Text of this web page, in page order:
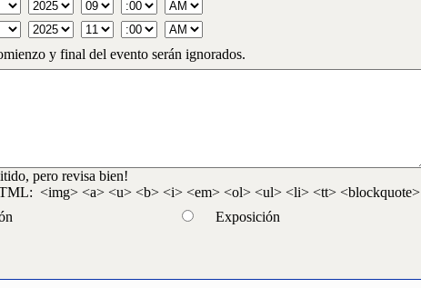
y final del evento serán ignorados.
pero revisa bien!
<img> <a> <u> <b> <i> <em> <ol> <ul> <li> <tt> <blockquote>
Exposición